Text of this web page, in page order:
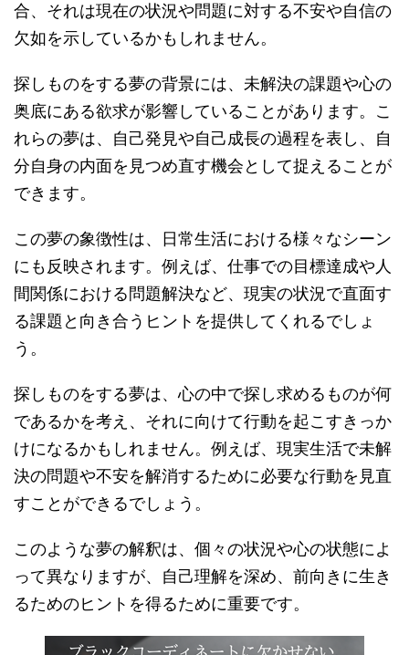
合、それは現在の状況や問題に対する不安や自信の
欠如を示しているかもしれません。
探しものをする夢の背景には、未解決の課題や心の
奥底にある欲求が影響していることがあります。こ
れらの夢は、自己発見や自己成長の過程を表し、自
分自身の内面を見つめ直す機会として捉えることが
できます。
この夢の象徴性は、日常生活における様々なシーン
にも反映されます。例えば、仕事での目標達成や人
間関係における問題解決など、現実の状況で直面す
る課題と向き合うヒントを提供してくれるでしょ
う。
探しものをする夢は、心の中で探し求めるものが何
であるかを考え、それに向けて行動を起こすきっか
けになるかもしれません。例えば、現実生活で未解
決の問題や不安を解消するために必要な行動を見直
すことができるでしょう。
このような夢の解釈は、個々の状況や心の状態によ
って異なりますが、自己理解を深め、前向きに生き
るためのヒントを得るために重要です。